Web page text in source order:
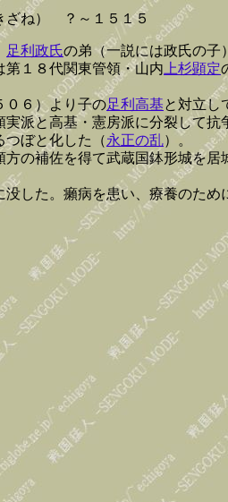
ざね） ？～１５１５
足利政氏の弟（一説には政氏の子
第１８代関東管領・山内 上杉顕定
０６）より子の足利高基と対立し
派と高基・憲房派に分裂して
つぼと化した（永正の乱）。
の補佐を得て武蔵国鉢形城を
した。癩病を患い、療養のため